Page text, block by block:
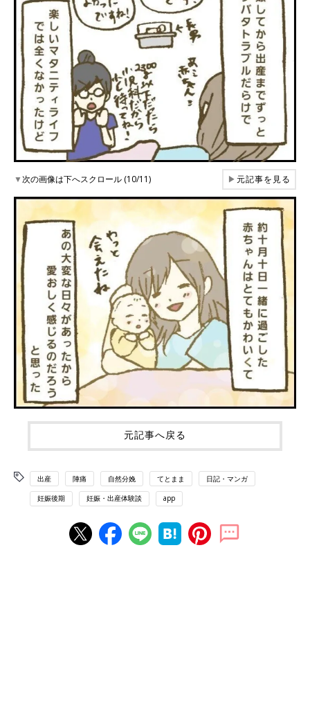
▼次の画像は下へスクロール (10/11) ▶元記事を見る
元記事へ戻る
出産 陣痛 自然分娩 てとまま 日記・マンガ
妊娠後期 妊娠・出産体験談 app